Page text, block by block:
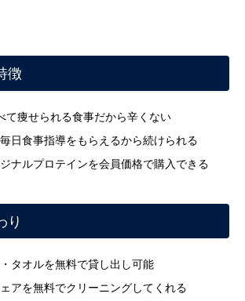
徴
て痩せられる食事だから辛くない
日食事指導をもらえるから続けられる
ナルプロテインを会員価格で購入できる
り
タオルを無料で貸し出し可能
アを無料でクリーニングしてくれる